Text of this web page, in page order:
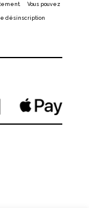
Vous pouvez
désinscription